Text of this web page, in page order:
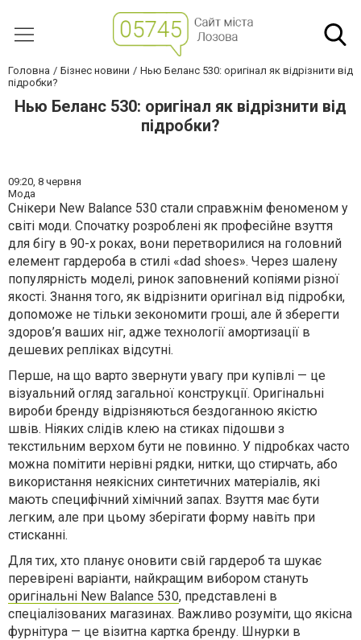
Головна Бізнес новини
Нью Беланс 530: оригінал як відрізнити від
підробки?
Нью Беланс 530: оригінал як відрізнити від
підробки?
09:20, 8 червня
Мода
Снікери New Balance 530 стали справжнім феноменом у
світі моди. Спочатку розроблені як професійне взуття
для бігу в 90-х роках, вони перетворилися на головний
елемент гардероба в стилі «dad shoes». Через шалену
популярність моделі, ринок заповнений копіями різної
якості. Знання того, як відрізнити оригінал від підробки,
допоможе не тільки зекономити гроші, але й зберегти
здоров’я ваших ніг, адже технології амортизації в
дешевих репліках відсутні.
Перше, на що варто звернути увагу при купівлі — це
візуальний огляд загальної конструкції. Оригінальні
вироби бренду відрізняються бездоганною якістю
швів. Ніяких слідів клею на стиках підошви з
текстильним верхом бути не повинно. У підробках часто
можна помітити нерівні рядки, нитки, що стирчать, або
використання неякісних синтетичних матеріалів, які
мають специфічний хімічний запах. Взуття має бути
легким, але при цьому зберігати форму навіть при
стисканні.
Для тих, хто планує оновити свій гардероб та шукає
перевірені варіанти, найкращим вибором стануть
оригінальні New Balance 530, представлені в
спеціалізованих магазинах. Важливо розуміти, що якісна
фурнітура — це візитна картка бренду. Шнурки в